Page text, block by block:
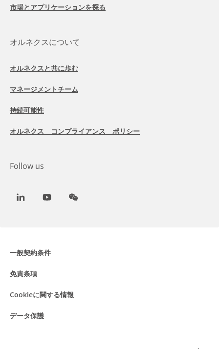
市場とアプリケーションを探る
オルネクスについて
オルネクスと共に歩む
マネージメントチーム
持続可能性
オルネクス コンプライアンス ポリシー
Follow us
LinkedInYoutubeWeChat
一般契約条件
免責条項
Cookieに関する情報
データ保護